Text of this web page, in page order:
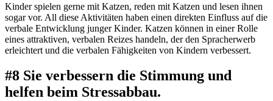
Kinder spielen gerne mit Katzen, reden mit Katzen und lesen ihnen
sogar vor. All diese Aktivitäten haben einen direkten Einfluss auf die
verbale Entwicklung junger Kinder. Katzen können in einer Rolle
eines attraktiven, verbalen Reizes handeln, der den Spracherwerb
erleichtert und die verbalen Fähigkeiten von Kindern verbessert.
#8 Sie verbessern die Stimmung und
helfen beim Stressabbau.